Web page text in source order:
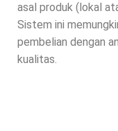
asal produk (lokal
Sistem ini
pembelian dengan
kualitas.